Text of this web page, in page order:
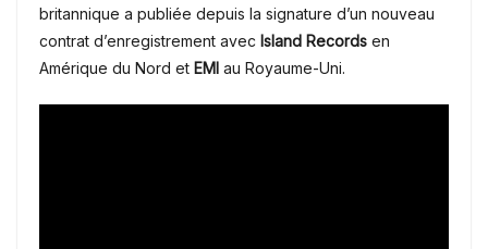
britannique a publiée depuis la signature d’un nouveau
contrat d’enregistrement avec Island Records en
Amérique du Nord et EMI au Royaume-Uni.